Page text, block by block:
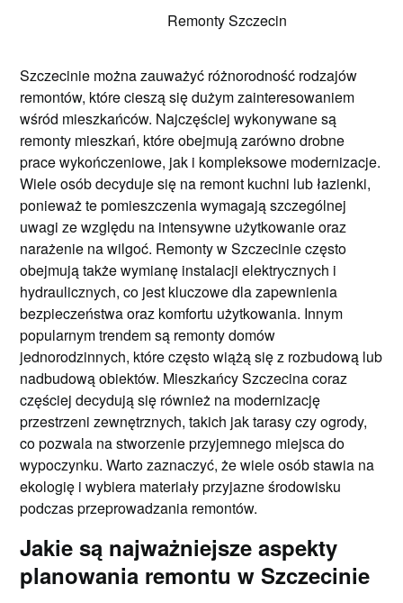
Remonty Szczecin
Szczecinie można zauważyć różnorodność rodzajów
remontów, które cieszą się dużym zainteresowaniem
wśród mieszkańców. Najczęściej wykonywane są
remonty mieszkań, które obejmują zarówno drobne
prace wykończeniowe, jak i kompleksowe modernizacje.
Wiele osób decyduje się na remont kuchni lub łazienki,
ponieważ te pomieszczenia wymagają szczególnej
uwagi ze względu na intensywne użytkowanie oraz
narażenie na wilgoć. Remonty w Szczecinie często
obejmują także wymianę instalacji elektrycznych i
hydraulicznych, co jest kluczowe dla zapewnienia
bezpieczeństwa oraz komfortu użytkowania. Innym
popularnym trendem są remonty domów
jednorodzinnych, które często wiążą się z rozbudową lub
nadbudową obiektów. Mieszkańcy Szczecina coraz
częściej decydują się również na modernizację
przestrzeni zewnętrznych, takich jak tarasy czy ogrody,
co pozwala na stworzenie przyjemnego miejsca do
wypoczynku. Warto zaznaczyć, że wiele osób stawia na
ekologię i wybiera materiały przyjazne środowisku
podczas przeprowadzania remontów.
Jakie są najważniejsze aspekty
planowania remontu w Szczecinie